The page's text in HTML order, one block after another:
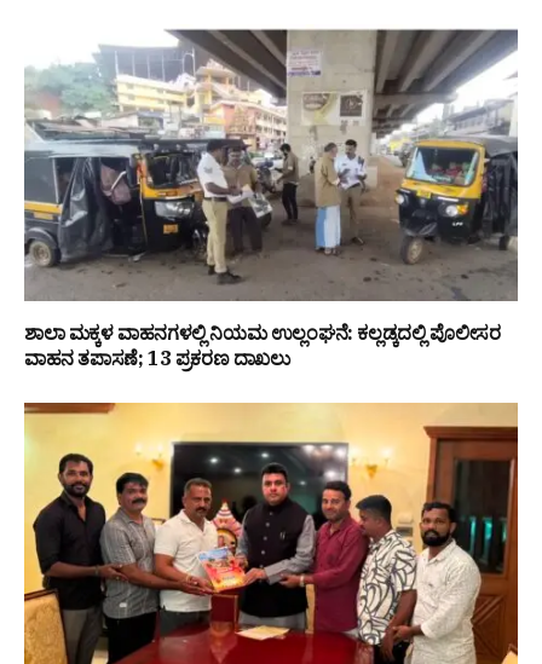
ಶಾಲಾ ಮಕ್ಕಳ ವಾಹನಗಳಲ್ಲಿ ನಿಯಮ ಉಲ್ಲಂಘನೆ: ಕಲ್ಲಡ್ಕದಲ್ಲಿ ಪೊಲೀಸರ
ವಾಹನ ತಪಾಸಣೆ; 13 ಪ್ರಕರಣ ದಾಖಲು